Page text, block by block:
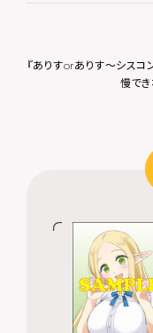
『ありすorありす～シスコ
慢でき